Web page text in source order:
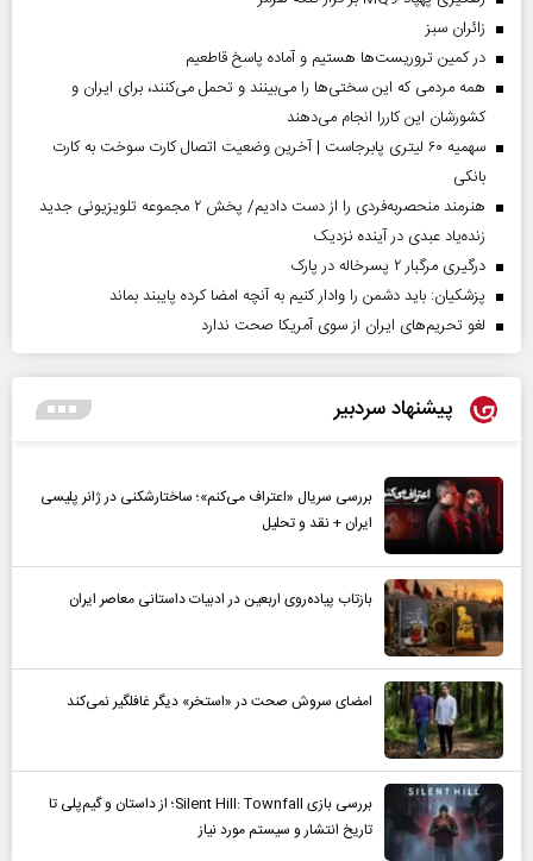
‌زائران سبز
در کمین تروریست‌ها هستیم و آماده پاسخ قاطعیم
همه مردمی که این سختی‌ها را می‌بینند و تحمل می‌کنند، برای ایران و
کشورشان این کاررا انجام می‌دهند
سهمیه ۶۰ لیتری پابرجاست | آخرین وضعیت اتصال کارت سوخت به کارت
بانکی
هنرمند منحصر‌به‌فردی را از دست دادیم/ پخش ۲ مجموعه تلویزیونی جدید
زنده‌یاد عبدی در آینده نزدیک
درگیری مرگبار ۲ پسرخاله در پارک
پزشکیان: باید دشمن را وادار کنیم به آنچه امضا کرده پایبند بماند
لغو تحریم‌های ایران از سوی آمریکا صحت ندارد
پیشنهاد سردبیر
بررسی سریال «اعتراف می‌کنم»؛ ساختارشکنی در ژانر پلیسی
ایران + نقد و تحلیل
بازتاب پیاده‌روی اربعین در ادبیات داستانی معاصر ایران
امضای سروش صحت در «استخر» دیگر غافلگیر نمی‌کند
بررسی بازی Silent Hill: Townfall؛ از داستان و گیم‌پلی تا
تاریخ انتشار و سیستم مورد نیاز